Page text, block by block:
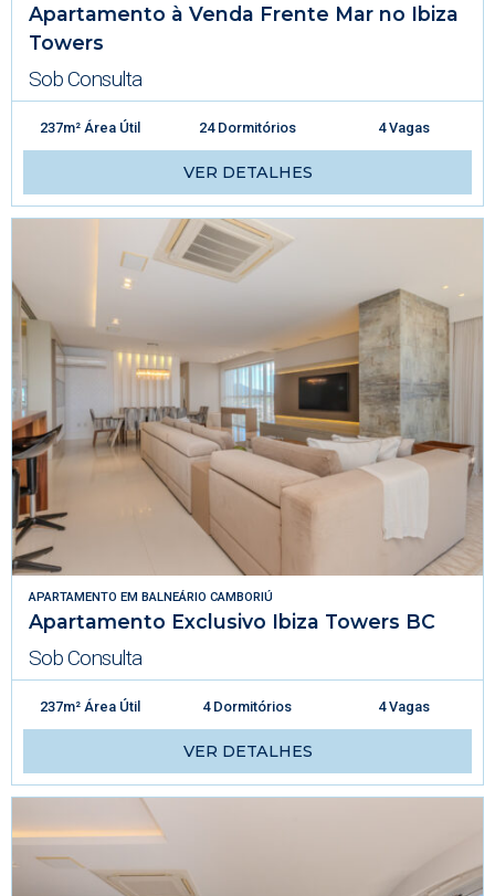
Apartamento à Venda Frente Mar no Ibiza
Towers
Sob Consulta
237m² Área Útil 24 Dormitórios 4 Vagas
VER DETALHES
APARTAMENTO EM BALNEÁRIO CAMBORIÚ
Apartamento Exclusivo Ibiza Towers BC
Sob Consulta
237m² Área Útil 4 Dormitórios 4 Vagas
VER DETALHES